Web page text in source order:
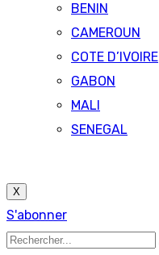
BENIN
CAMEROUN
COTE D’IVOIRE
GABON
MALI
SENEGAL
X
S'abonner